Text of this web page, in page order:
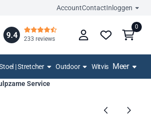
AccountContactInloggen
9.4 233 reviews
0
| Stretcher Outdoor Witvis Meer
Service